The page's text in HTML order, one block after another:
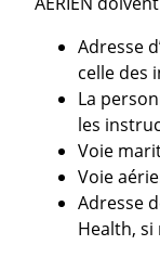
Adresse
celle des
La
les
Voie
Voie
Adresse
Health, si